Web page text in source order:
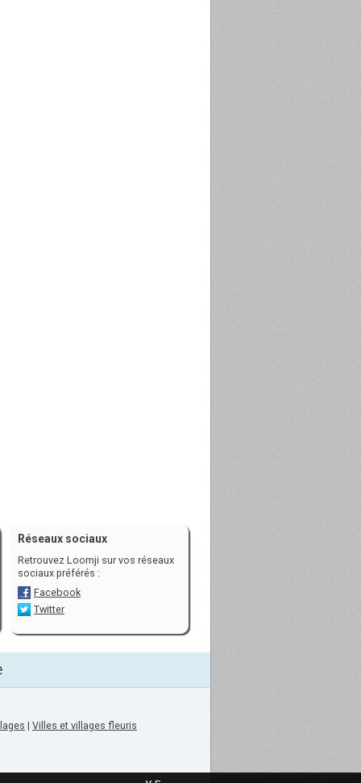
Réseaux sociaux
Retrouvez Loomji sur vos réseaux
sociaux préférés :
Facebook
Twitter
| Villes et villages fleuris